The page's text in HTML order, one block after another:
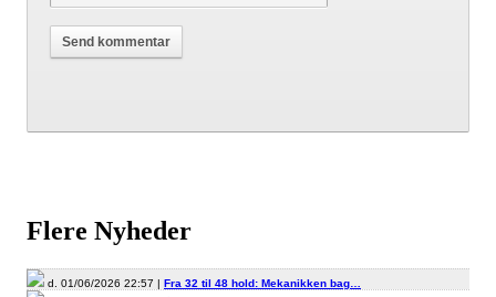
Flere Nyheder
d. 01/06/2026 22:57 | Fra 32 til 48 hold: Mekanikken bag…